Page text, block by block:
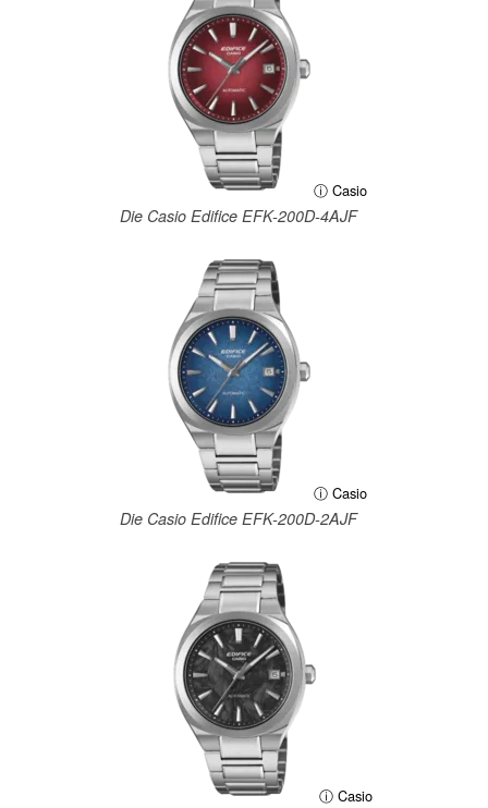
ⓘ Casio
Die Casio Edifice EFK-200D-4AJF
ⓘ Casio
Die Casio Edifice EFK-200D-2AJF
ⓘ Casio